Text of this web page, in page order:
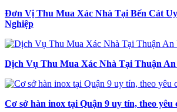
Đơn Vị Thu Mua Xác Nhà Tại Bến Cát
Nghiệp
Dịch Vụ Thu Mua Xác Nhà Tại Thuận
Cơ sở hàn inox tại Quận 9 uy tín, theo yêu